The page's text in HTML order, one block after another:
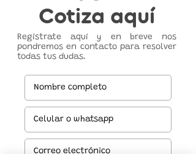
Cotiza aquí
Regístrate aquí y en breve nos
pondremos en contacto para resolver
todas tus dudas.